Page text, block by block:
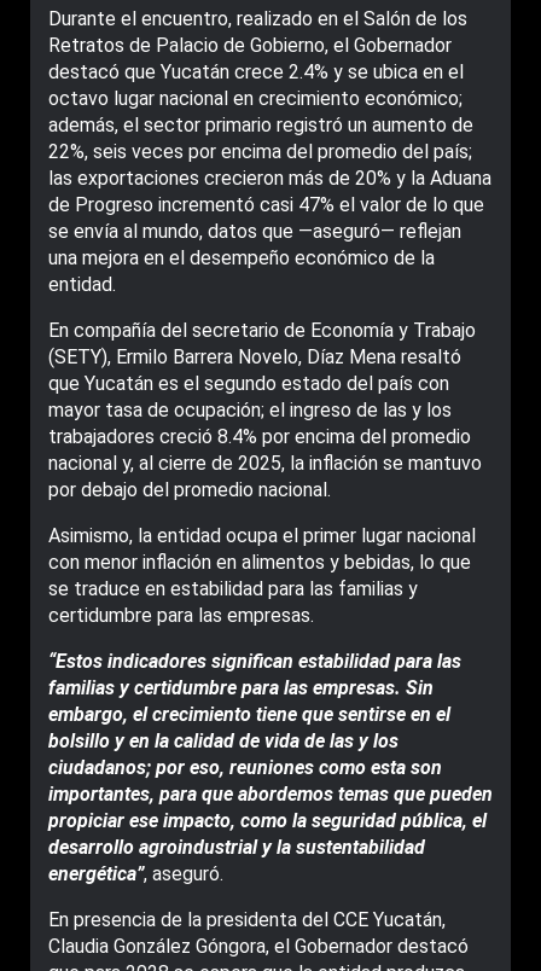
Durante el encuentro, realizado en el Salón de los
Retratos de Palacio de Gobierno, el Gobernador
destacó que Yucatán crece 2.4% y se ubica en el
octavo lugar nacional en crecimiento económico;
además, el sector primario registró un aumento de
22%, seis veces por encima del promedio del país;
las exportaciones crecieron más de 20% y la Aduana
de Progreso incrementó casi 47% el valor de lo que
se envía al mundo, datos que —aseguró— reflejan
una mejora en el desempeño económico de la
entidad.
En compañía del secretario de Economía y Trabajo
(SETY), Ermilo Barrera Novelo, Díaz Mena resaltó
que Yucatán es el segundo estado del país con
mayor tasa de ocupación; el ingreso de las y los
trabajadores creció 8.4% por encima del promedio
nacional y, al cierre de 2025, la inflación se mantuvo
por debajo del promedio nacional.
Asimismo, la entidad ocupa el primer lugar nacional
con menor inflación en alimentos y bebidas, lo que
se traduce en estabilidad para las familias y
certidumbre para las empresas.
“Estos indicadores significan estabilidad para las
familias y certidumbre para las empresas. Sin
embargo, el crecimiento tiene que sentirse en el
bolsillo y en la calidad de vida de las y los
ciudadanos; por eso, reuniones como esta son
importantes, para que abordemos temas que pueden
propiciar ese impacto, como la seguridad pública, el
desarrollo agroindustrial y la sustentabilidad
energética”, aseguró.
En presencia de la presidenta del CCE Yucatán,
Claudia González Góngora, el Gobernador destacó